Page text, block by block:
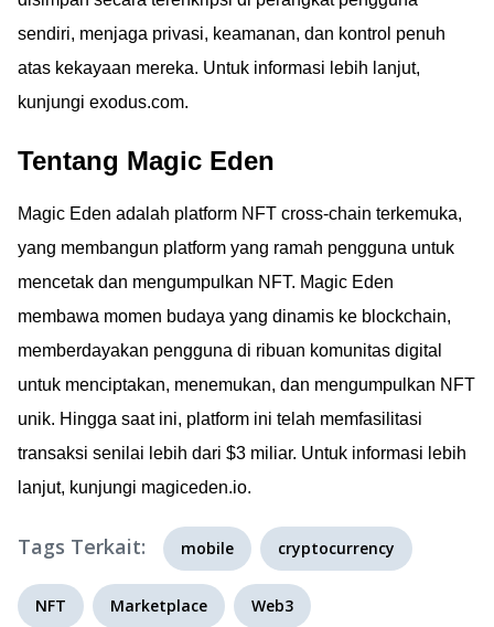
sendiri, menjaga privasi, keamanan, dan kontrol penuh
atas kekayaan mereka. Untuk informasi lebih lanjut,
kunjungi exodus.com.
Tentang Magic Eden
Magic Eden adalah platform NFT cross-chain terkemuka,
yang membangun platform yang ramah pengguna untuk
mencetak dan mengumpulkan NFT. Magic Eden
membawa momen budaya yang dinamis ke blockchain,
memberdayakan pengguna di ribuan komunitas digital
untuk menciptakan, menemukan, dan mengumpulkan NFT
unik. Hingga saat ini, platform ini telah memfasilitasi
transaksi senilai lebih dari $3 miliar. Untuk informasi lebih
lanjut, kunjungi magiceden.io.
Tags Terkait: mobile cryptocurrency
NFT Marketplace Web3